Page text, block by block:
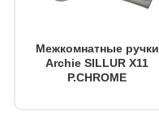
Межкомнатные ручки
Archie SILLUR X11
P.CHROME